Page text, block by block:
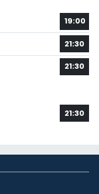
19:00
21:30
21:30
21:30